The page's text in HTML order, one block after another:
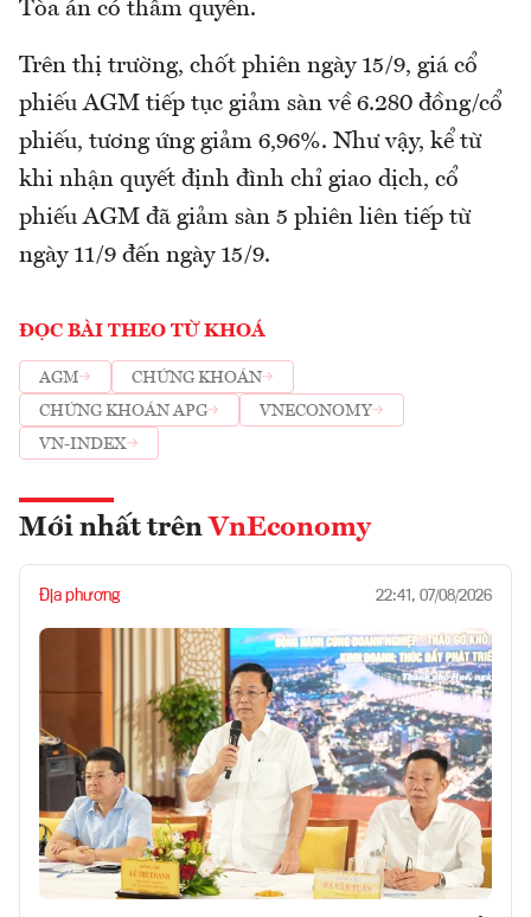
Tòa án có thẩm quyền.
Trên thị trường, chốt phiên ngày 15/9, giá cổ
phiếu AGM tiếp tục giảm sàn về 6.280 đồng/cổ
phiếu, tương ứng giảm 6,96%. Như vậy, kể từ
khi nhận quyết định đình chỉ giao dịch, cổ
phiếu AGM đã giảm sàn 5 phiên liên tiếp từ
ngày 11/9 đến ngày 15/9.
ĐỌC BÀI THEO TỪ KHOÁ
AGM
CHỨNG KHOÁN
CHỨNG KHOÁN APG
VNECONOMY
VN-INDEX
Mới nhất trên VnEconomy
Địa phương 22:41, 07/08/2026